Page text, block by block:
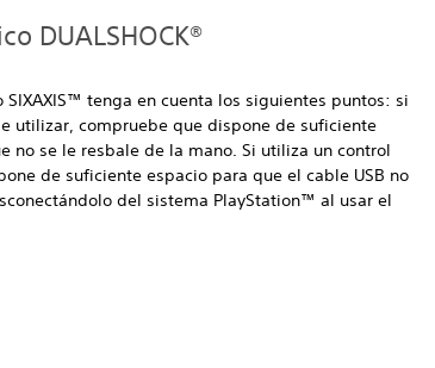
DUALSHOCK®
tenga en cuenta los siguientes puntos: si
utilizar, compruebe que dispone de suficiente
no se le resbale de la mano. Si utiliza un control
de suficiente espacio para que el cable USB no
del sistema PlayStation™ al usar el